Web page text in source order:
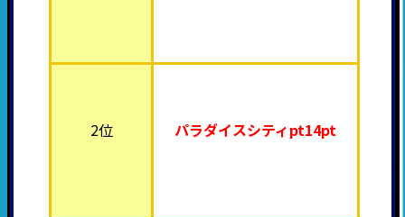
2位 パラダイスシティpt14pt